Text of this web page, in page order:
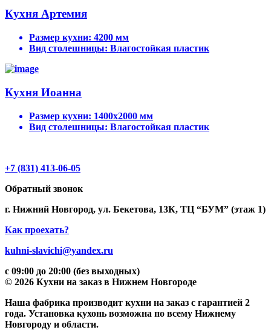
Кухня Артемия
Размер кухни: 4200 мм
Вид столешницы: Влагостойкая пластик
Кухня Иоанна
Размер кухни: 1400х2000 мм
Вид столешницы: Влагостойкая пластик
+7 (831) 413-06-05
Обратный звонок
г. Нижний Новгород, ул. Бекетова, 13К, ТЦ “БУМ” (этаж 1)
Как проехать?
kuhni-slavichi@yandex.ru
с 09:00 до 20:00 (без выходных)
© 2026 Кухни на заказ в Нижнем Новгороде
Наша фабрика производит кухни на заказ c гарантией 2
года. Установка кухонь возможна по всему Нижнему
Новгороду и области.